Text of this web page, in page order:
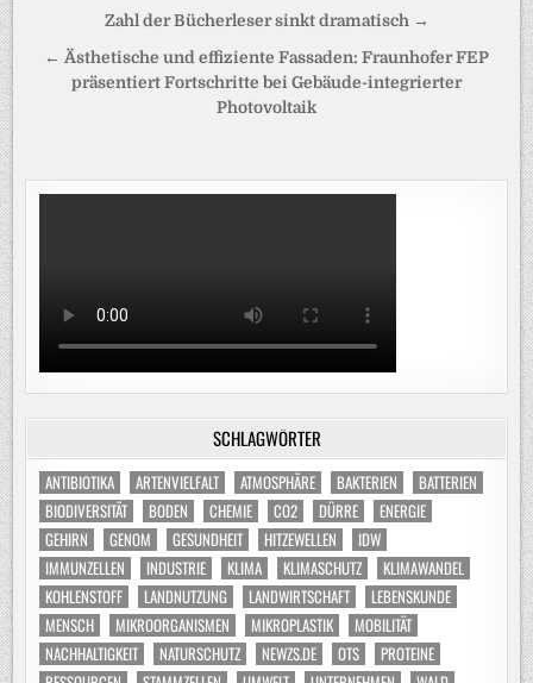
Beitragsnavigation
Zahl der Bücherleser sinkt dramatisch →
← Ästhetische und effiziente Fassaden: Fraunhofer FEP
präsentiert Fortschritte bei Gebäude-integrierter
Photovoltaik
SCHLAGWÖRTER
ANTIBIOTIKA ARTENVIELFALT ATMOSPHÄRE BAKTERIEN
BATTERIEN
BIODIVERSITÄT
BODEN CHEMIE CO2 DÜRRE
ENERGIE
GEHIRN
GENOM GESUNDHEIT HITZEWELLEN
IDW
IMMUNZELLEN
INDUSTRIE KLIMA KLIMASCHUTZ
KLIMAWANDEL
KOHLENSTOFF
LANDNUTZUNG LANDWIRTSCHAFT
LEBENSKUNDE
MENSCH
MIKROORGANISMEN MIKROPLASTIK
MOBILITÄT
NACHHALTIGKEIT
NATURSCHUTZ NEWZS.DE OTS
PROTEINE